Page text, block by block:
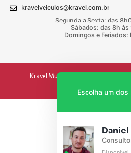
kravelveiculos@kravel.com.br
Segunda a Sexta: das
Sábados: das 8h às
Domingos e Feriados:
Kravel Multimarcas 2024 - Todos
Escolha um
Daniel